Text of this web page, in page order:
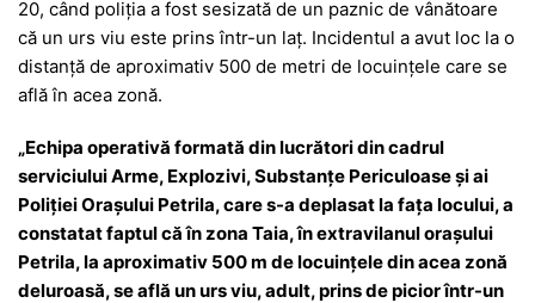
b
o
k
A
p
e
n
er
a
m
a
g
a
z
20, când poliția a fost sesizată de un paznic de vânătoare
că un urs viu este prins într-un laț. Incidentul a avut loc la o
distanță de aproximativ 500 de metri de locuințele care se
află în acea zonă.
„Echipa operativă formată din lucrători din cadrul
serviciului Arme, Explozivi, Substanțe Periculoase şi ai
Poliţiei Orașului Petrila, care s-a deplasat la faţa locului, a
constatat faptul că în zona Taia, în extravilanul orașului
Petrila, la aproximativ 500 m de locuințele din acea zonă
deluroasă, se află un urs viu, adult, prins de picior într-un